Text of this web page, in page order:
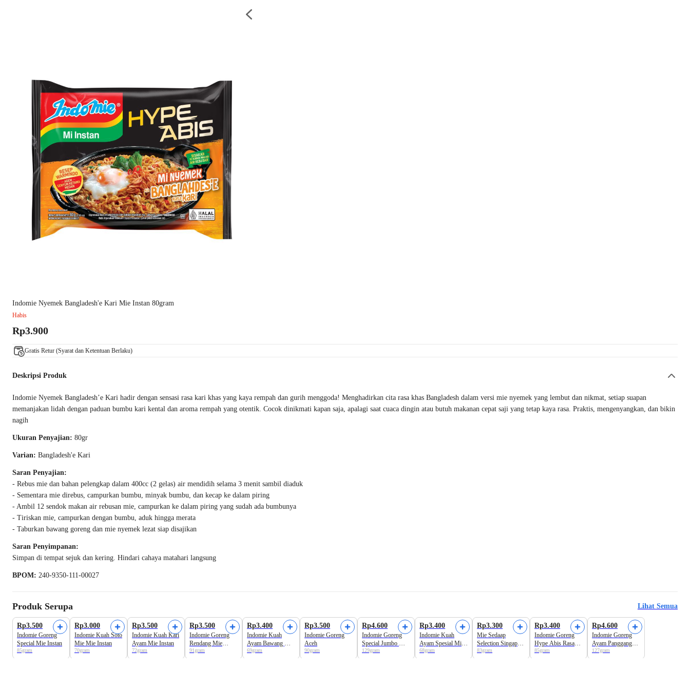
Indomie Nyemek Bangladesh'e Kari Mie Instan 80gram
Habis
Rp3.900
Gratis Retur (Syarat dan Ketentuan Berlaku)
Deskripsi Produk
Indomie Nyemek Bangladesh’e Kari hadir dengan sensasi rasa kari khas yang kaya rempah dan gurih menggoda! Menghadirkan cita rasa khas Bangladesh dalam versi mie nyemek yang lembut dan nikmat, setiap suapan
memanjakan lidah dengan paduan bumbu kari kental dan aroma rempah yang otentik. Cocok dinikmati kapan saja, apalagi saat cuaca dingin atau butuh makanan cepat saji yang tetap kaya rasa. Praktis, mengenyangkan, dan bikin
nagih
Ukuran Penyajian: 80gr
Varian: Bangladesh'e Kari
Saran Penyajian:
- Rebus mie dan bahan pelengkap dalam 400cc (2 gelas) air mendidih selama 3 menit sambil diaduk
- Sementara mie direbus, campurkan bumbu, minyak bumbu, dan kecap ke dalam piring
- Ambil 12 sendok makan air rebusan mie, campurkan ke dalam piring yang sudah ada bumbunya
- Tiriskan mie, campurkan dengan bumbu, aduk hingga merata
- Taburkan bawang goreng dan mie nyemek lezat siap disajikan
Saran Penyimpanan:
Simpan di tempat sejuk dan kering. Hindari cahaya matahari langsung
BPOM: 240-9350-111-00027
Produk Serupa Lihat Semua
Rp3.500
Indomie Goreng
Special Mie Instan
85gram
Rp3.000
Indomie Kuah Soto
Mie Mie Instan
70gram
Rp3.500
Indomie Kuah Kari
Ayam Mie Instan
72gram
Rp3.500
Indomie Goreng
Rendang Mie
Instan
91gram
Rp3.400
Indomie Kuah
Ayam Bawang Mie
Instan
69gram
Rp3.500
Indomie Goreng
Aceh
90gram
Rp4.600
Indomie Goreng
Special Jumbo Mie
Instan
129gram
Rp3.400
Indomie Kuah
Ayam Spesial Mie
Instan
68gram
Rp3.300
Mie Sedaap
Selection Singapore
Spicy Laksa Mie
83gram
Rp3.400
Indomie Goreng
Hype Abis Rasa
Ayam Geprek Mie
85gram
Rp4.600
Indomie Goreng
Ayam Panggang
Jumbo Mie Instan
127gram